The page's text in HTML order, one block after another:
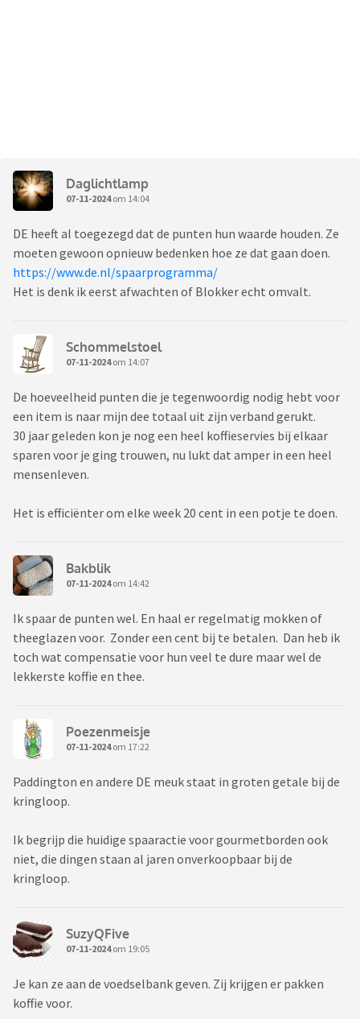
Daglichtlamp
07-11-2024om 14:04
DE heeft al toegezegd dat de punten hun waarde houden. Ze
moeten gewoon opnieuw bedenken hoe ze dat gaan doen.
https://www.de.nl/spaarprogramma/
Het is denk ik eerst afwachten of Blokker echt omvalt.
Schommelstoel
07-11-2024om 14:07
De hoeveelheid punten die je tegenwoordig nodig hebt voor
een item is naar mijn dee totaal uit zijn verband gerukt.
30 jaar geleden kon je nog een heel koffieservies bij elkaar
sparen voor je ging trouwen, nu lukt dat amper in een heel
mensenleven.
Het is efficiënter om elke week 20 cent in een potje te doen.
Bakblik
07-11-2024om 14:42
Ik spaar de punten wel. En haal er regelmatig mokken of
theeglazen voor. Zonder een cent bij te betalen. Dan heb ik
toch wat compensatie voor hun veel te dure maar wel de
lekkerste koffie en thee.
Poezenmeisje
07-11-2024om 17:22
Paddington en andere DE meuk staat in groten getale bij de
kringloop.
Ik begrijp die huidige spaaractie voor gourmetborden ook
niet, die dingen staan al jaren onverkoopbaar bij de
kringloop.
SuzyQFive
07-11-2024om 19:05
Je kan ze aan de voedselbank geven. Zij krijgen er pakken
koffie voor.